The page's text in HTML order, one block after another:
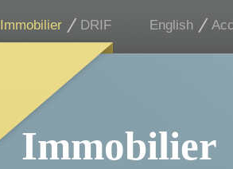
Immobilier DRIF English
Immobilier